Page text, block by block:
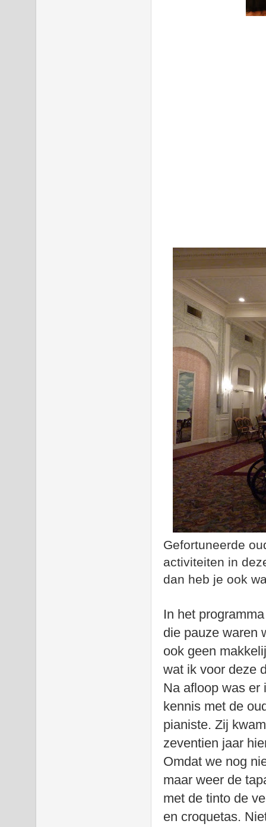
Gefortuneerde
activiteiten in
dan heb je ook
In het
die pauze waren
ook geen
wat ik voor deze
Na afloop was er
kennis met de
pianiste. Zij
zeventien jaar
Omdat we nog
maar weer de
met de tinto de
en croquetas.